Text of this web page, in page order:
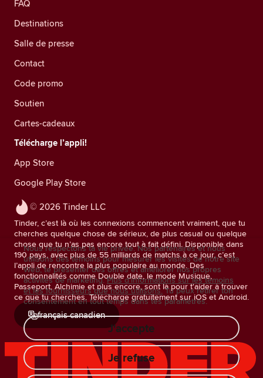
© 2026 Tinder LLC
Tinder, c’est là où les connexions commencent vraiment, que tu
cherches quelque chose de sérieux, de plus casual ou quelque
chose que tu n’as pas encore tout à fait défini. Disponible dans
190 pays, avec plus de 55 milliards de matchs à ce jour, c’est
l’appli de rencontre la plus populaire au monde. Des
fonctionnalités comme Double date, le mode Musique,
Passeport, Alchimie et plus encore, sont là pour t'aider à trouver
ce que tu cherches. Télécharge gratuitement sur iOS et Android.
français canadien
FAQ
Destinations
Salle de presse
Contact
Code promo
Soutien
Cartes-cadeaux
Télécharge l’appli!
App Store
Google Play Store
Nous respectons ta vie privée. Nos partenaires et nous
utilisons des témoins pour mesurer les visites de notre site
Web, te présenter des offres et améliorer nos propres
activités de marketing. Plus d'informations sur les témoins
et les fournisseurs que nous utilisons. Tu peux retirer ton
consentement en tout temps dans tes paramètres.
J'accepte
Je refuse